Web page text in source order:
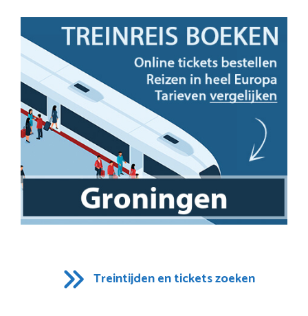
Treintijden en tickets zoeken